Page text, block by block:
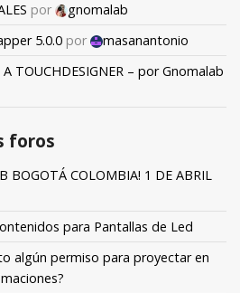
por
gnomalab
5.0.0 por
masanantonio
TOUCHDESIGNER – por Gnomalab
foros
BOGOTÁ COLOMBIA! 1 DE ABRIL
para Pantallas de Led
algún permiso para proyectar en